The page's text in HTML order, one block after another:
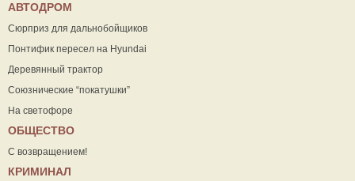
АВТОДРОМ
Сюрприз для дальнобойщиков
Понтифик пересел на Hyundai
Деревянный трактор
Союзнические “покатушки”
На светофоре
ОБЩЕСТВО
С возвращением!
КРИМИНАЛ